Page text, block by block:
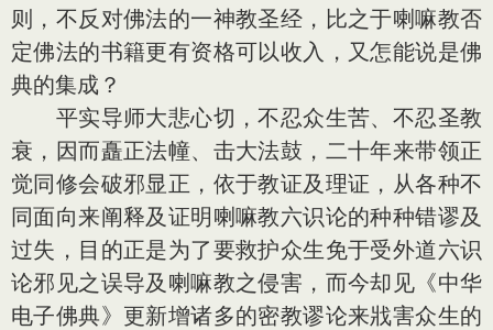
则，不反对佛法的一神教圣经，比之于喇嘛教否
定佛法的书籍更有资格可以收入，又怎能说是佛
典的集成？
平实导师大悲心切，不忍众生苦、不忍圣教
衰，因而矗正法幢、击大法鼓，二十年来带领正
觉同修会破邪显正，依于教证及理证，从各种不
同面向来阐释及证明喇嘛教六识论的种种错谬及
过失，目的正是为了要救护众生免于受外道六识
论邪见之误导及喇嘛教之侵害，而今却见《中华
电子佛典》更新增诸多的密教谬论来戕害众生的